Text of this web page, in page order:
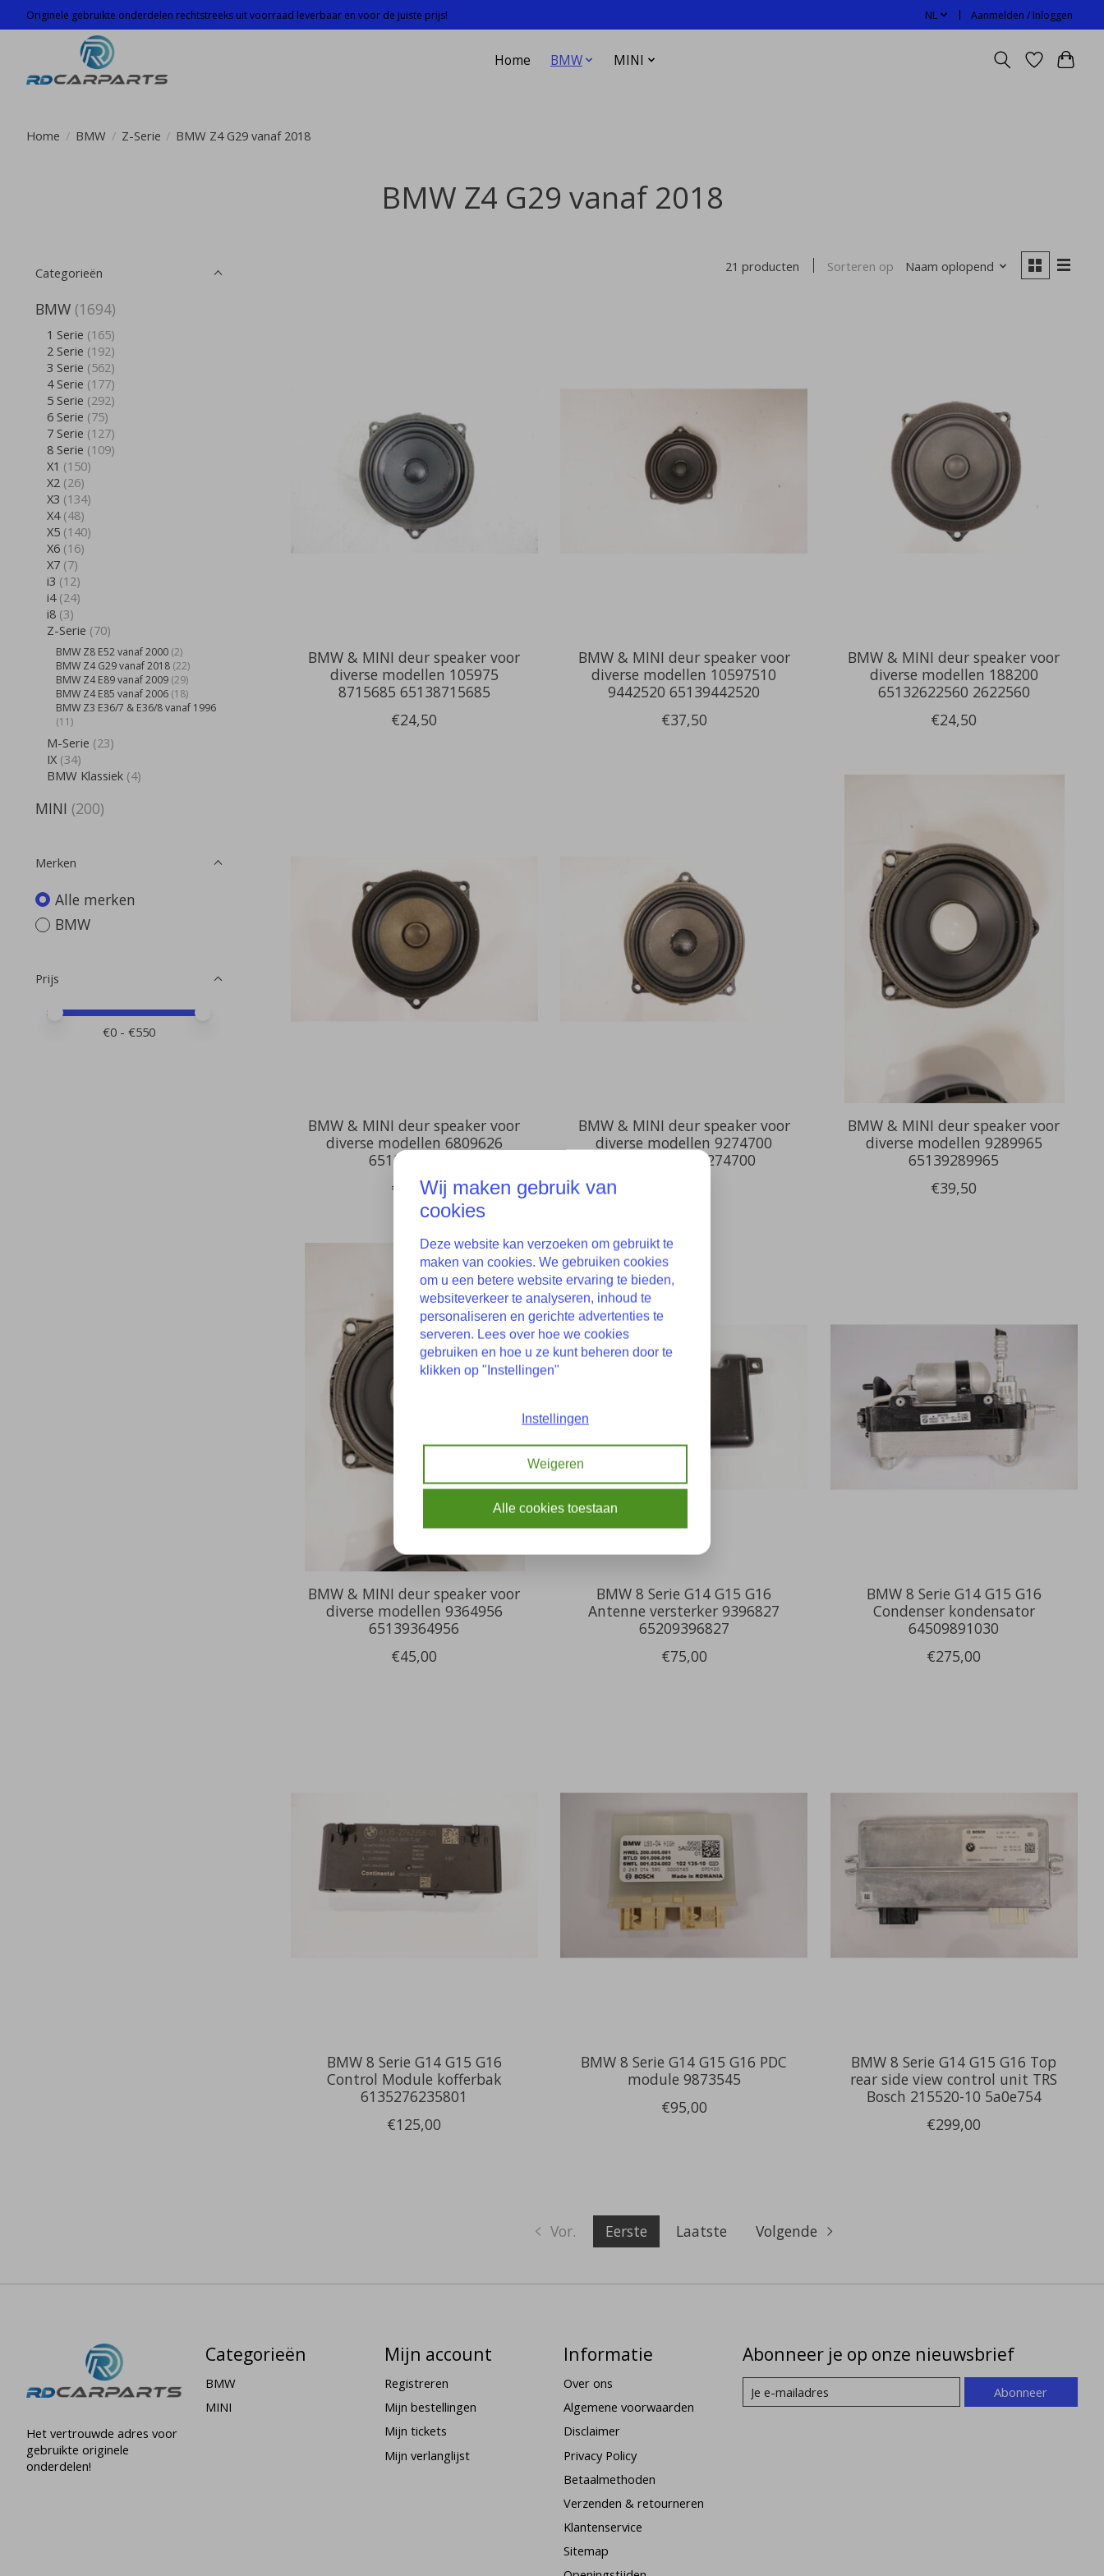
Originele gebruikte onderdelen rechtstreeks uit voorraad leverbaar en voor de juiste prijs! NL Aanmelden / Inloggen
Home BMW MINI
Home / BMW / Z-Serie / BMW Z4 G29 vanaf 2018
BMW Z4 G29 vanaf 2018
Categorieën
BMW (1694)
1 Serie (165)
2 Serie (192)
3 Serie (562)
4 Serie (177)
5 Serie (292)
6 Serie (75)
7 Serie (127)
8 Serie (109)
X1 (150)
X2 (26)
X3 (134)
X4 (48)
X5 (140)
X6 (16)
X7 (7)
i3 (12)
i4 (24)
i8 (3)
Z-Serie (70)
BMW Z8 E52 vanaf 2000 (2)
BMW Z4 G29 vanaf 2018 (22)
BMW Z4 E89 vanaf 2009 (29)
BMW Z4 E85 vanaf 2006 (18)
BMW Z3 E36/7 & E36/8 vanaf 1996
(11)
M-Serie (23)
IX (34)
BMW Klassiek (4)
MINI (200)
Merken
Alle merken
BMW
Prijs
Minimale prijswaarde
Price maximum value
€0 - €550
21 producten Sorteren op Naam oplopend
BMW & MINI deur speaker voor
diverse modellen 105975
8715685 65138715685
€24,50
BMW & MINI deur speaker voor
diverse modellen 10597510
9442520 65139442520
€37,50
BMW & MINI deur speaker voor
diverse modellen 188200
65132622560 2622560
€24,50
BMW & MINI deur speaker voor
diverse modellen 6809626
65136809626
€24,50
BMW & MINI deur speaker voor
diverse modellen 9274700
160149 65139274700
BMW & MINI deur speaker voor
diverse modellen 9289965
65139289965
€39,50
BMW & MINI deur speaker voor
diverse modellen 9364956
65139364956
€45,00
BMW 8 Serie G14 G15 G16
Antenne versterker 9396827
65209396827
€75,00
BMW 8 Serie G14 G15 G16
Condenser kondensator
64509891030
€275,00
BMW 8 Serie G14 G15 G16
Control Module kofferbak
6135276235801
€125,00
BMW 8 Serie G14 G15 G16 PDC
module 9873545
€95,00
BMW 8 Serie G14 G15 G16 Top
rear side view control unit TRS
Bosch 215520-10 5a0e754
€299,00
Vor. Eerste Laatste Volgende
Het vertrouwde adres voor
gebruikte originele
onderdelen!
Categorieën
BMW
MINI
Mijn account
Registreren
Mijn bestellingen
Mijn tickets
Mijn verlanglijst
Informatie
Over ons
Algemene voorwaarden
Disclaimer
Privacy Policy
Betaalmethoden
Verzenden & retourneren
Klantenservice
Sitemap
Abonneer je op onze nieuwsbrief
Abonneer
Wij maken gebruik van
cookies
Deze website kan verzoeken om gebruikt te
maken van cookies. We gebruiken cookies
om u een betere website ervaring te bieden,
websiteverkeer te analyseren, inhoud te
personaliseren en gerichte advertenties te
serveren. Lees over hoe we cookies
gebruiken en hoe u ze kunt beheren door te
klikken op "Instellingen"
Instellingen
Weigeren
Alle cookies toestaan